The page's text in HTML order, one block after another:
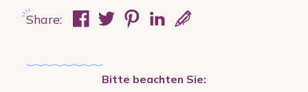
Share:
Bitte beachten Sie: